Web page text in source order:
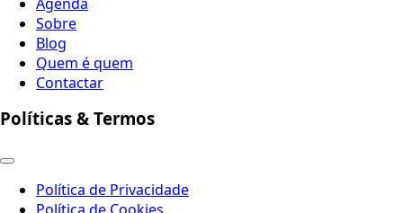
Sobre
Blog
Quem é quem
Contactar
Políticas & Termos
Política de Privacidade